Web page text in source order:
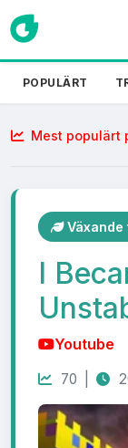
POPULÄRT
Mest populärt
Växande
I
Youtube
70 |